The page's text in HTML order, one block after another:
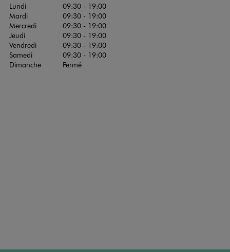
Lundi
09:30 - 19:00
Mardi
09:30 - 19:00
Mercredi
09:30 - 19:00
Jeudi
09:30 - 19:00
Vendredi
09:30 - 19:00
Samedi
09:30 - 19:00
Dimanche
Fermé